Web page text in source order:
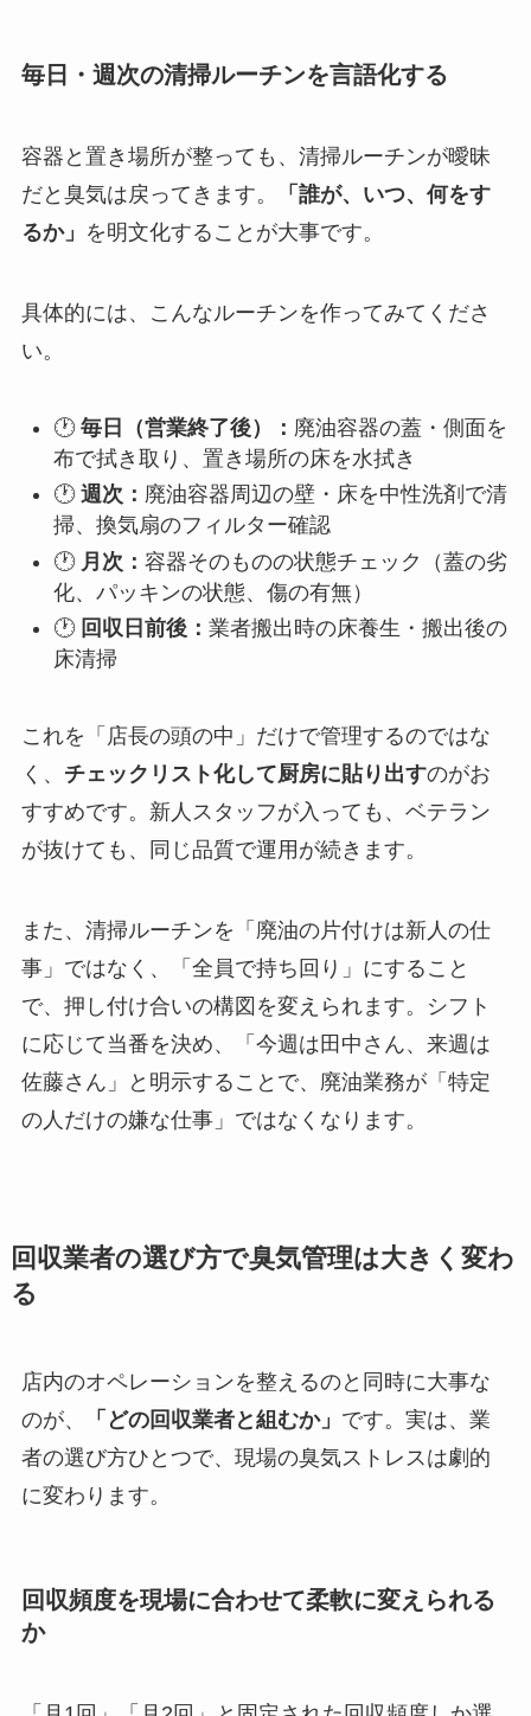
毎日・週次の清掃ルーチンを言語化する
容器と置き場所が整っても、清掃ルーチンが曖昧
だと臭気は戻ってきます。
「誰が、いつ、何をす
るか」 を明文化することが大事です。
具体的には、こんなルーチンを作ってみてくださ
い。
🕐 毎日（営業終了後）： 廃油容器の蓋・側面を
布で拭き取り、置き場所の床を水拭き
🕐 週次： 廃油容器周辺の壁・床を中性洗剤で清
掃、換気扇のフィルター確認
🕐 月次： 容器そのものの状態チェック（蓋の劣
化、パッキンの状態、傷の有無）
🕐 回収日前後： 業者搬出時の床養生・搬出後の
床清掃
これを「店長の頭の中」だけで管理するのではな
く、 チェックリスト化して厨房に貼り出すのがお
すすめです。新人スタッフが入っても、ベテラン
が抜けても、同じ品質で運用が続きます。
また、清掃ルーチンを「廃油の片付けは新人の仕
事」ではなく、「全員で持ち回り」にすること
で、押し付け合いの構図を変えられます。シフト
に応じて当番を決め、「今週は田中さん、来週は
佐藤さん」と明示することで、廃油業務が「特定
の人だけの嫌な仕事」ではなくなります。
回収業者の選び方で臭気管理は大きく変わ
る
店内のオペレーションを整えるのと同時に大事な
のが、
「どの回収業者と組むか」 です。実は、業
者の選び方ひとつで、現場の臭気ストレスは劇的
に変わります。
回収頻度を現場に合わせて柔軟に変えられる
か